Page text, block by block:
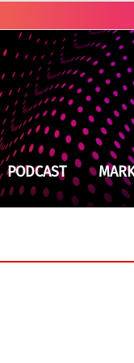
PODCAST